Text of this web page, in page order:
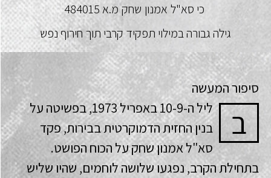
כי סא"ל אמנון שחק מ.א 484015
גילה גבורה במילוי תפקיד קרבי תוך חירוף נפש
סיפור המעשה
ב
ליל ה-10-9 באפריל 1973, בפשיטה על
בנין החזית הדמוקרטית בבירות, פקד
סא"ל אמנון שחק על הכוח הפושט.
בתחילת הקרב, נפגעו שלושה לוחמים, שהיו שליש